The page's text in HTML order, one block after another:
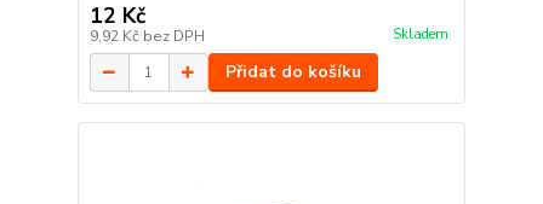
12 Kč
9,92 Kč bez DPH Skladem
Přidat do košíku